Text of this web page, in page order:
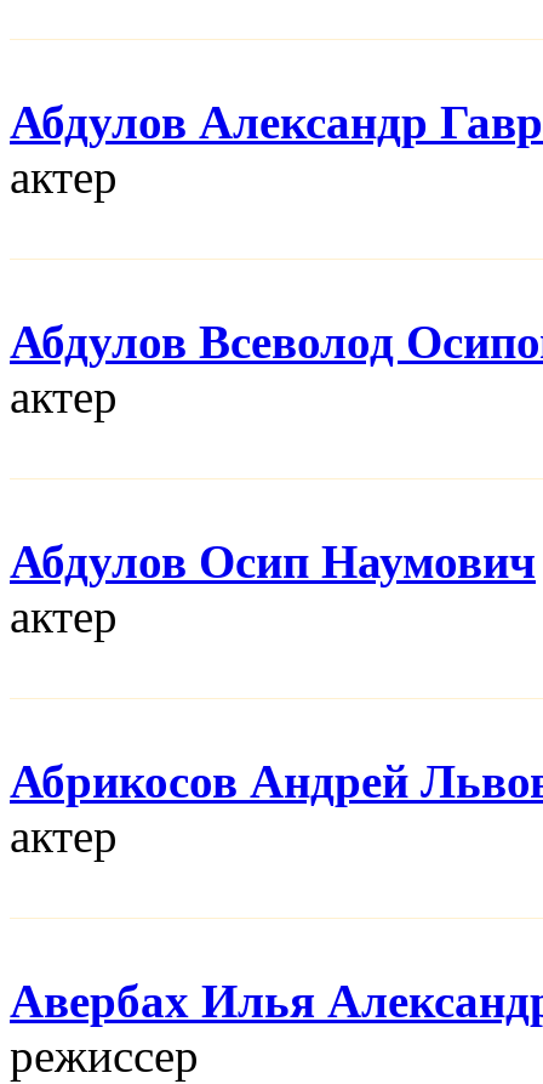
Абдулов Александр
актер
Абдулов Всеволод
актер
Абдулов Осип Наумович
актер
Абрикосов Андрей
актер
Авербах Илья
режисcер